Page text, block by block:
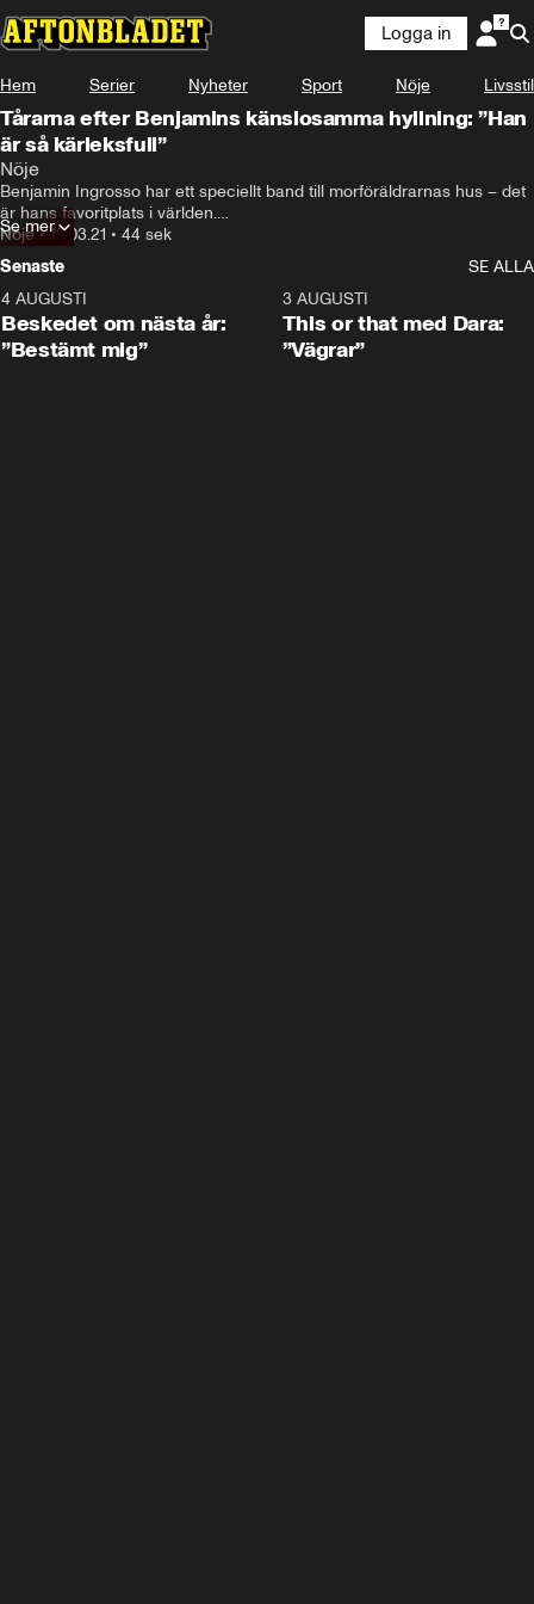
Logga in
Hem Serier Nyheter Sport Nöje Livsstil
Tårarna efter Benjamins känslosamma hyllning: ”Han
är så kärleksfull”
Nöje
Benjamin Ingrosso har ett speciellt band till morföräldrarnas hus – det
är hans favoritplats i världen.
I ”Benjamins” överraskar han dem med en låthyllning.
Nöje•15.03.21 • 44 sek
Se mer
Senaste
SE ALLA
4 AUGUSTI
Beskedet om nästa år:
”Bestämt mig”
3 AUGUSTI
This or that med Dara:
”Vägrar”